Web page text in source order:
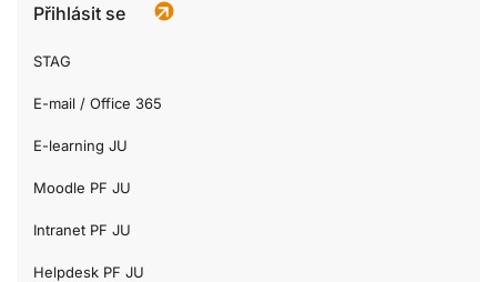
Přihlásit se
STAG
E-mail / Office 365
E-learning JU
Moodle PF JU
Intranet PF JU
Helpdesk PF JU